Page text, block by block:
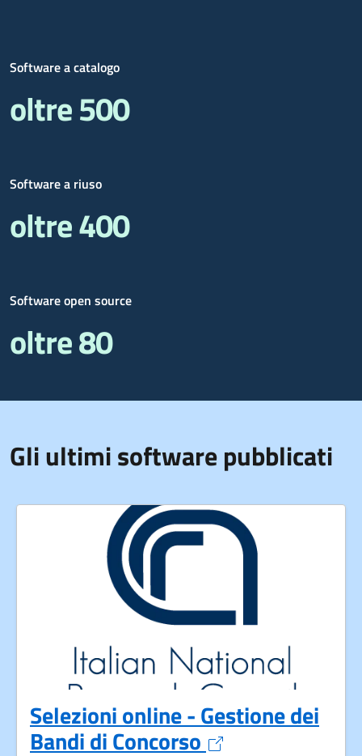
Software a catalogo
oltre 500
Software a riuso
oltre 400
Software open source
oltre 80
Gli ultimi software pubblicati
Selezioni online - Gestione dei
Bandi di Concorso Apre in un